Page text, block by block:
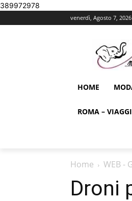
389972978
venerdì, Agosto 7, 2026
HOME
ROMA –
Home WEB -
Droni